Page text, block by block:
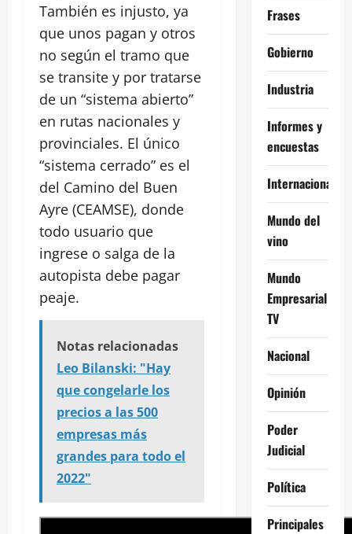
También es injusto, ya
que unos pagan y otros
no según el tramo que
se transite y por tratarse
de un “sistema abierto”
en rutas nacionales y
provinciales. El único
“sistema cerrado” es el
del Camino del Buen
Ayre (CEAMSE), donde
todo usuario que
ingrese o salga de la
autopista debe pagar
peaje.
Notas relacionadas
Leo Bilanski: "Hay
que congelarle los
precios a las 500
empresas más
grandes para todo el
2022"
Frases
Gobierno
Industria
Informes y
encuestas
Internacional
Mundo del
vino
Mundo
Empresarial
TV
Nacional
Opinión
Poder
Judicial
Política
Principales